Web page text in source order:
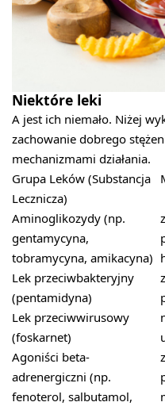
Niektóre leki
A jest ich niemało. Niżej
zachowanie dobrego
mechanizmami działania.
Grupa Leków (Substancja
Lecznicza)
Aminoglikozydy (np.
gentamycyna,
tobramycyna, amikacyna)
Lek przeciwbakteryjny
(pentamidyna)
Lek przeciwwirusowy
(foskarnet)
Agoniści beta-
adrenergiczni (np.
fenoterol, salbutamol,